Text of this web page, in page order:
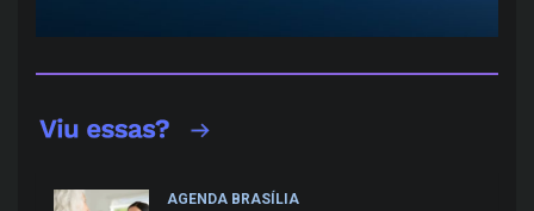
AGENDA BRASÍLIA